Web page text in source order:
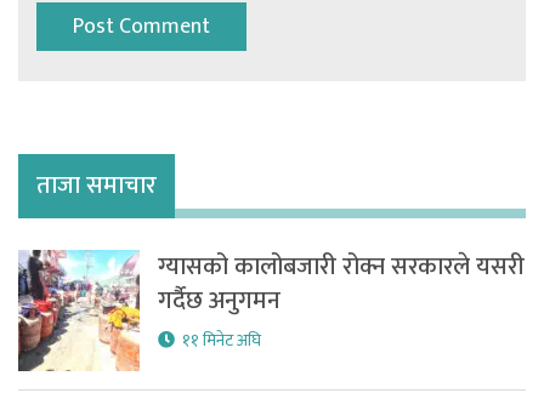
ताजा समाचार
ग्यासको कालोबजारी रोक्न सरकारले यसरी
गर्दैछ अनुगमन
११ मिनेट अघि